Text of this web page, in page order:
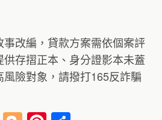
事改編，貸款方案需依個案評
存摺正本、身分證影本未蓋
險對象，請撥打165反詐騙